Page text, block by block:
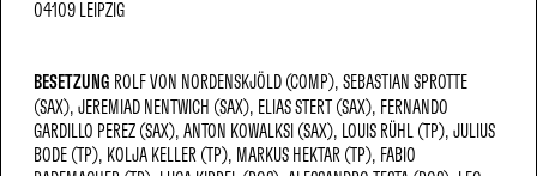
04109 LEIPZIG
BESETZUNG ROLF VON NORDENSKJÖLD (COMP) SEBASTIAN SPROTTE
(SAX) JEREMIAD NENTWICH (SAX) ELIAS STERT (SAX) FERNANDO
GARDILLO PEREZ (SAX) ANTON KOWALKSI (SAX) LOUIS RÜHL (TP) JULIUS
BODE (TP) KOLJA KELLER (TP) MARKUS HEKTAR (TP) FABIO